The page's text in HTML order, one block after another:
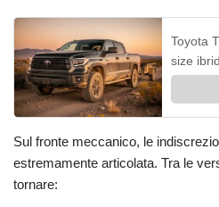
Toyota
size
Sul fronte meccanico, le
estremamente articolata. Tra le
tornare: